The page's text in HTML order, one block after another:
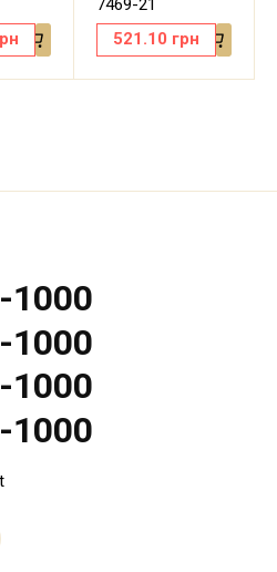
521.10 грн
1000
1000
1000
1000